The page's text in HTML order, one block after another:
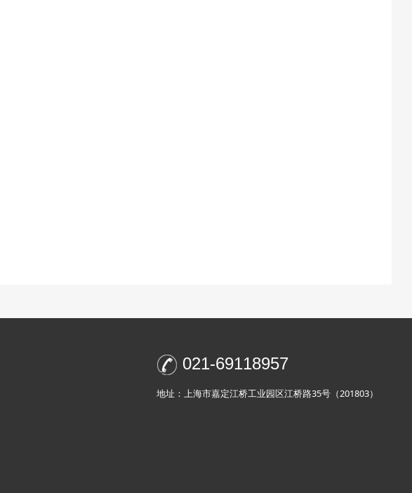
021-69118957
地址：上海市嘉定江桥工业园区江桥路35号（201803）